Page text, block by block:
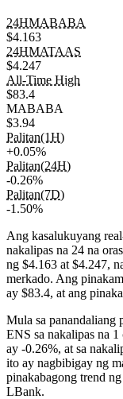
24HMABABA
$4.163
24HMATAAS
$4.247
All-Time High
$83.4
MABABA
$3.94
Palitan(1H)
+0.05%
Palitan(24H)
-0.26%
Palitan(7D)
-1.50%
Ang kasalukuyang
nakalipas na 24 na
ng $4.163 at $4.247,
merkado. Ang
ay $83.4, at ang
Mula sa panandaliang
ENS sa nakalipas na 1
ay -0.26%, at sa
ito ay nagbibigay ng
pinakabagong trend
LBank.